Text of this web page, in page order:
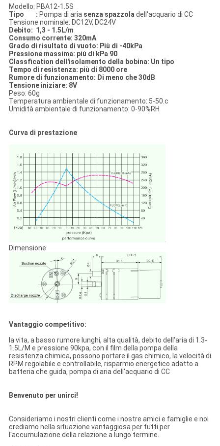
Modello: PBA12-1.5S
Tipo : Pompa di aria senza spazzoladell'acquario di CC
Tensione nominale: DC12V, DC24V
Debito: 1,3 - 1.5L/m
Consumo corrente: 320mA
Grado di risultato di vuoto: Più di -40kPa
Pressione massima: più di kPa 90
Classfication dell'isolamento della bobina: Un tipo
Tempo di resistenza: più di 8000 ore
Rumore di funzionamento: Di meno che 30dB
Tensione iniziare: 8V
Peso: 60g
Temperatura ambientale di funzionamento: 5-50.c
Umidità ambientale di funzionamento: 0-90%RH
Curva di prestazione
Dimensione
Vantaggio competitivo:
la vita, a basso rumore lunghi, alta qualità, debito dell'aria di 1.3-
1.5L/M e pressione 90kpa, con il film della pompa della
resistenza chimica, possono portare il gas chimico, la velocità di
RPM regolabile e controllabile, risparmio energetico adatto a
batteria che guida, pompa di aria dell'acquario di CC
Benvenuto per unirci!
Consideriamo i nostri clienti come i nostre amici e famiglie e noi
crediamo nella situazione vantaggiosa per tutti per
l'accumulazione della relazione a lungo termine.